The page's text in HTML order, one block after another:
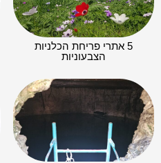
5 אתרי פריחת הכלניות
הצבעוניות